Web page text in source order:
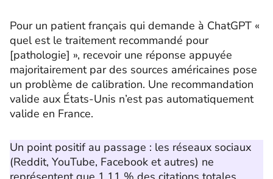
Pour un patient français qui demande à ChatGPT «
quel est le traitement recommandé pour
[pathologie] », recevoir une réponse appuyée
majoritairement par des sources américaines pose
un problème de calibration. Une recommandation
valide aux États-Unis n’est pas automatiquement
valide en France.
Un point positif au passage : les réseaux sociaux
(Reddit, YouTube, Facebook et autres) ne